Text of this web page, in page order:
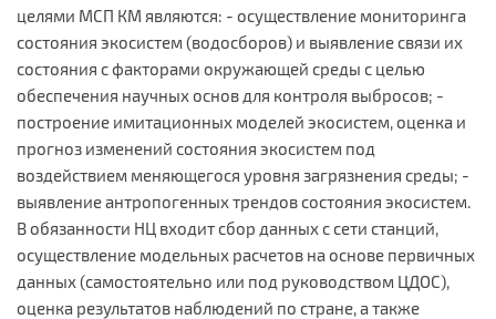
целями МСП КМ являются: - осуществление мониторинга
состояния экосистем (водосборов) и выявление связи их
состояния с факторами окружающей среды с целью
обеспечения научных основ для контроля выбросов; -
построение имитационных моделей экосистем, оценка и
прогноз изменений состояния экосистем под
воздействием меняющегося уровня загрязнения среды; -
выявление антропогенных трендов состояния экосистем.
В обязанности НЦ входит сбор данных с сети станций,
осуществление модельных расчетов на основе первичных
данных (самостоятельно или под руководством ЦДОС),
оценка результатов наблюдений по стране, а также